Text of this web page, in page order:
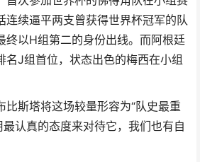
连续逼平两支曾获得世界杯冠军的队
终以H组第二的身份出线。而阿根廷
名J组首位，状态出色的梅西在小组
比斯塔将这场较量形容为“队史最重
最认真的态度来对待它，我们也有自